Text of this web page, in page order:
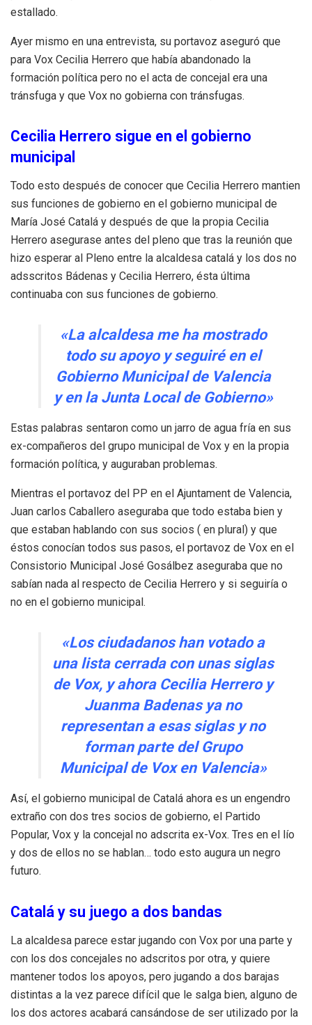
estallado.
Ayer mismo en una entrevista, su portavoz aseguró que
para Vox Cecilia Herrero que había abandonado la
formación política pero no el acta de concejal era una
tránsfuga y que Vox no gobierna con tránsfugas.
Cecilia Herrero sigue en el gobierno
municipal
Todo esto después de conocer que Cecilia Herrero mantien
sus funciones de gobierno en el gobierno municipal de
María José Catalá y después de que la propia Cecilia
Herrero asegurase antes del pleno que tras la reunión que
hizo esperar al Pleno entre la alcaldesa catalá y los dos no
adsscritos Bádenas y Cecilia Herrero, ésta última
continuaba con sus funciones de gobierno.
«La alcaldesa me ha mostrado
todo su apoyo y seguiré en el
Gobierno Municipal de Valencia
y en la Junta Local de Gobierno»
Estas palabras sentaron como un jarro de agua fría en sus
ex-compañeros del grupo municipal de Vox y en la propia
formación política, y auguraban problemas.
Mientras el portavoz del PP en el Ajuntament de Valencia,
Juan carlos Caballero aseguraba que todo estaba bien y
que estaban hablando con sus socios ( en plural) y que
éstos conocían todos sus pasos, el portavoz de Vox en el
Consistorio Municipal José Gosálbez aseguraba que no
sabían nada al respecto de Cecilia Herrero y si seguiría o
no en el gobierno municipal.
«Los ciudadanos han votado a
una lista cerrada con unas siglas
de Vox, y ahora Cecilia Herrero y
Juanma Badenas ya no
representan a esas siglas y no
forman parte del Grupo
Municipal de Vox en Valencia»
Así, el gobierno municipal de Catalá ahora es un engendro
extraño con dos tres socios de gobierno, el Partido
Popular, Vox y la concejal no adscrita ex-Vox. Tres en el lío
y dos de ellos no se hablan… todo esto augura un negro
futuro.
Catalá y su juego a dos bandas
La alcaldesa parece estar jugando con Vox por una parte y
con los dos concejales no adscritos por otra, y quiere
mantener todos los apoyos, pero jugando a dos barajas
distintas a la vez parece difícil que le salga bien, alguno de
los dos actores acabará cansándose de ser utilizado por la